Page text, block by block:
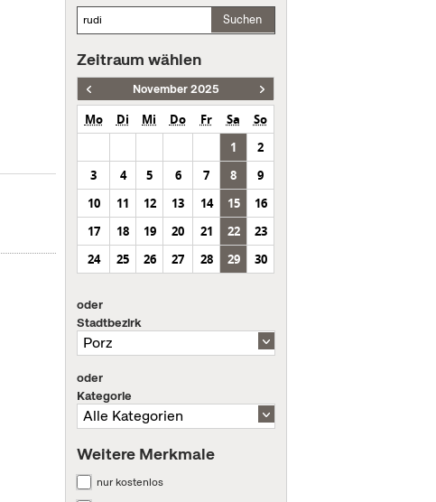
Suchen
Zeitraum wählen
November 2025
Mo Di Mi Do Fr Sa
So
1
2
3
4 5 6 7 8
9
10
11 12 13 14 15
16
17
18 19 20 21 22
23
24
25 26 27 28 29 30
oder
Stadtbezirk
oder
Kategorie
Weitere Merkmale
nur kostenlos